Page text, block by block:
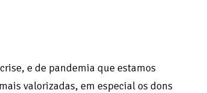
e de pandemia que estamos
valorizadas, em especial os dons